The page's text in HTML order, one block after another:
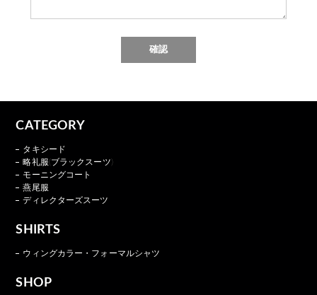
CATEGORY
タキシード
略礼服(ブラックスーツ)
モーニングコート
燕尾服
ディレクターズスーツ
SHIRTS
ウィングカラー・フォーマルシャツ
SHOP